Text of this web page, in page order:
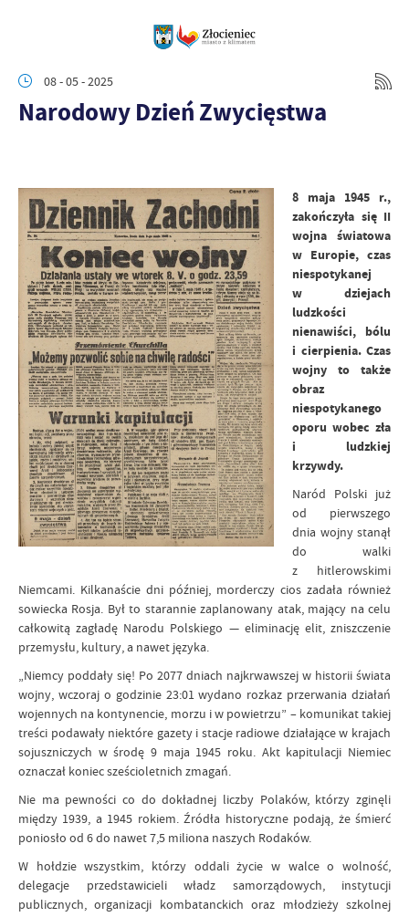
08 - 05 - 2025
Narodowy Dzień Zwycięstwa
8 maja 1945 r.,
zakończyła się II
wojna światowa
w Europie, czas
niespotykanej
w dziejach
ludzkości
nienawiści, bólu
i cierpienia. Czas
wojny to także
obraz
niespotykanego
oporu wobec zła
i ludzkiej
krzywdy.
Naród Polski już
od pierwszego
dnia wojny stanął
do walki
z hitlerowskimi
Niemcami. Kilkanaście dni później, morderczy cios zadała również
sowiecka Rosja. Był to starannie zaplanowany atak, mający na celu
całkowitą zagładę Narodu Polskiego — eliminację elit, zniszczenie
przemysłu, kultury, a nawet języka.
„Niemcy poddały się! Po 2077 dniach najkrwawszej w historii świata
wojny, wczoraj o godzinie 23:01 wydano rozkaz przerwania działań
wojennych na kontynencie, morzu i w powietrzu” – komunikat takiej
treści podawały niektóre gazety i stacje radiowe działające w krajach
sojuszniczych w środę 9 maja 1945 roku. Akt kapitulacji Niemiec
oznaczał koniec sześcioletnich zmagań.
Nie ma pewności co do dokładnej liczby Polaków, którzy zginęli
między 1939, a 1945 rokiem. Źródła historyczne podają, że śmierć
poniosło od 6 do nawet 7,5 miliona naszych Rodaków.
W hołdzie wszystkim, którzy oddali życie w walce o wolność,
delegacje przedstawicieli władz samorządowych, instytucji
publicznych, organizacji kombatanckich oraz młodzieży szkolnej